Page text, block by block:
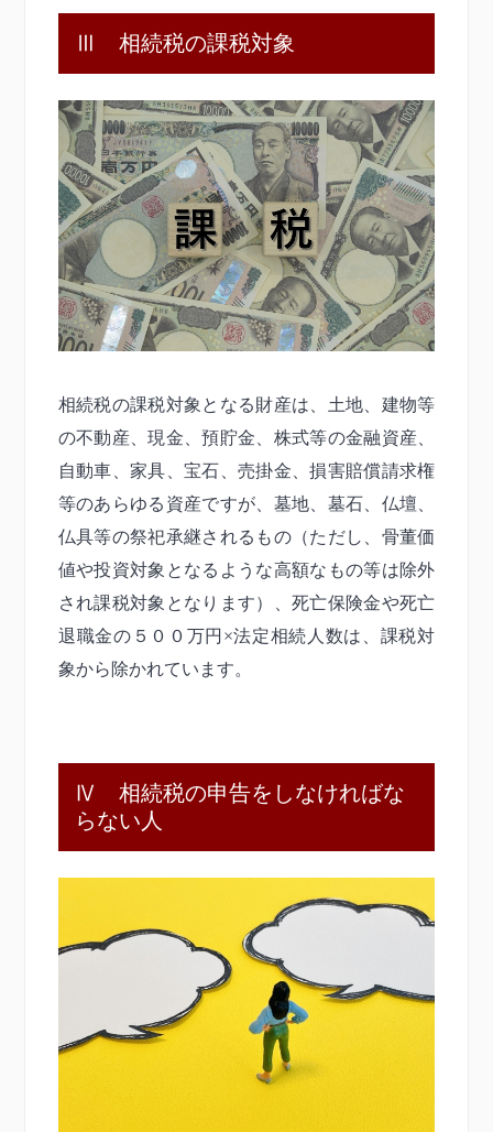
Ⅲ 相続税の課税対象
相続税の課税対象となる財産は、土地、建物等
の不動産、現金、預貯金、株式等の金融資産、
自動車、家具、宝石、売掛金、損害賠償請求権
等のあらゆる資産ですが、墓地、墓石、仏壇、
仏具等の祭祀承継されるもの（ただし、骨董価
値や投資対象となるような高額なもの等は除外
され課税対象となります）、死亡保険金や死亡
退職金の５００万円×法定相続人数は、課税対
象から除かれています。
Ⅳ 相続税の申告をしなければな
らない人